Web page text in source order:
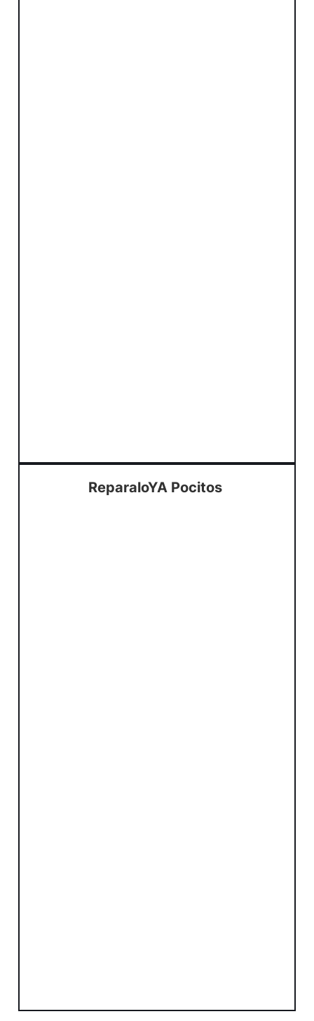
ReparaloYA Pocitos